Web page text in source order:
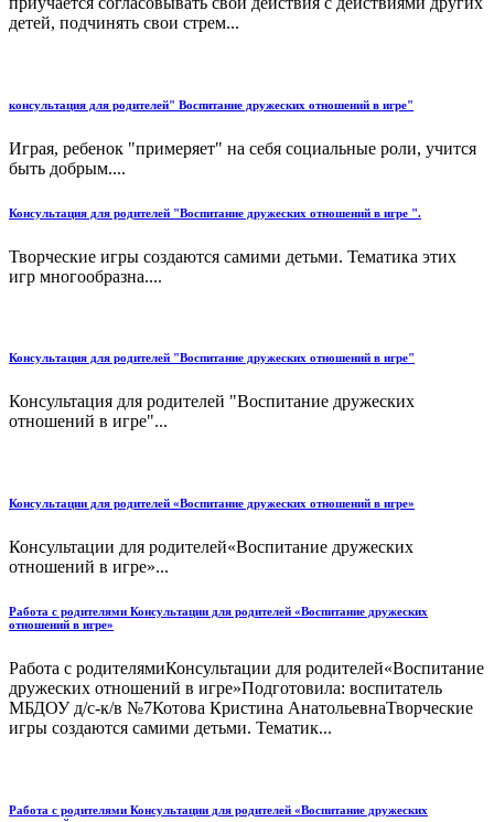
детей, подчинять свои стрем...
консультация для родителей" Воспитание дружеских отношений в игре"
Играя, ребенок "примеряет" на себя социальные роли, учится
быть добрым....
Консультация для родителей "Воспитание дружеских отношений в игре ".
Творческие игры создаются самими детьми. Тематика этих
игр многообразна....
Консультация для родителей "Воспитание дружеских отношений в игре"
Консультация для родителей "Воспитание дружеских
отношений в игре"...
Консультации для родителей «Воспитание дружеских отношений в игре»
Консультации для родителей«Воспитание дружеских
отношений в игре»...
Работа с родителями Консультации для родителей «Воспитание дружеских
отношений в игре»
Работа с родителямиКонсультации для родителей«Воспитание
дружеских отношений в игре»Подготовила: воспитатель
МБДОУ д/с-к/в №7Котова Кристина АнатольевнаТворческие
игры создаются самими детьми. Тематик...
Работа с родителями Консультации для родителей «Воспитание дружеских